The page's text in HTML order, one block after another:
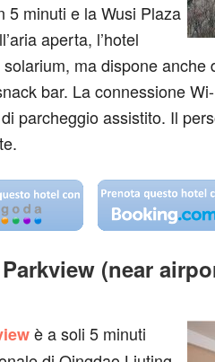
5 minuti e la Wusi Plaza
aperta, l’hotel
ma dispone anche
bar. La connessione
parcheggio assistito. Il
(near
è a soli 5 minuti